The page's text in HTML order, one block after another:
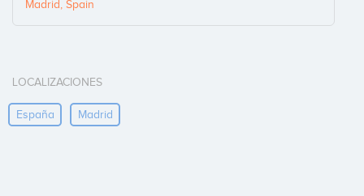
Madrid, Spain
LOCALIZACIONES
España Madrid